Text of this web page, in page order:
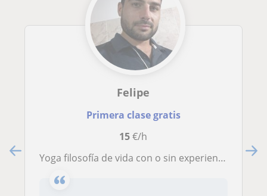
Felipe
Primera clase gratis
15€/h
Yoga filosofía de vida con o sin experiencia